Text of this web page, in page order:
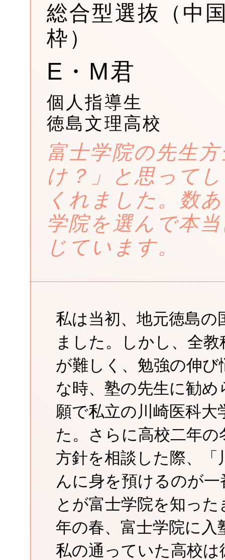
総合型選抜（中
枠）
E・M君
個人指導生
徳島文理高校
富士学院の先生
け？」と思って
くれました。数
学院を選んで本
じています。
私は当初、地元徳島の
ました。しかし、全
が難しく、勉強の伸
な時、塾の先生に勧
願で私立の川崎医科
た。さらに高校二年
方針を相談した際、
んに身を預けるのが
とが富士学院を知っ
年の春、富士学院に入
私の通っていた高校